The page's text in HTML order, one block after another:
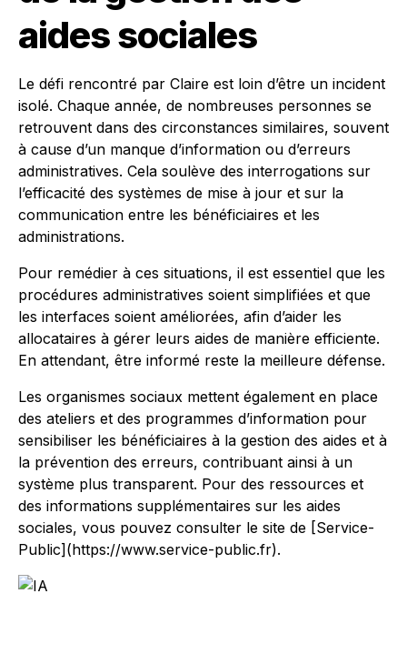
aides sociales
Le défi rencontré par Claire est loin d’être un incident
isolé. Chaque année, de nombreuses personnes se
retrouvent dans des circonstances similaires, souvent
à cause d’un manque d’information ou d’erreurs
administratives. Cela soulève des interrogations sur
l’efficacité des systèmes de mise à jour et sur la
communication entre les bénéficiaires et les
administrations.
Pour remédier à ces situations, il est essentiel que les
procédures administratives soient simplifiées et que
les interfaces soient améliorées, afin d’aider les
allocataires à gérer leurs aides de manière efficiente.
En attendant, être informé reste la meilleure défense.
Les organismes sociaux mettent également en place
des ateliers et des programmes d’information pour
sensibiliser les bénéficiaires à la gestion des aides et à
la prévention des erreurs, contribuant ainsi à un
système plus transparent. Pour des ressources et
des informations supplémentaires sur les aides
sociales, vous pouvez consulter le site de [Service-
Public](https://www.service-public.fr).